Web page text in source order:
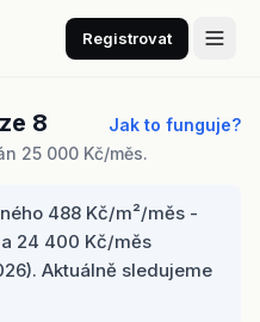
Registrovat
8
Jak to funguje?
25 000 Kč/měs.
488 Kč/m²/měs -
24 400 Kč/měs
Aktuálně sledujeme